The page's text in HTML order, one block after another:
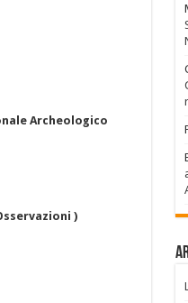
Archeologico
)